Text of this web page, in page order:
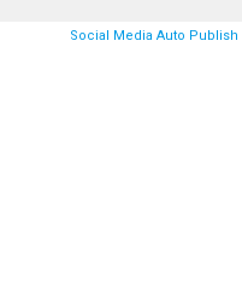
Social Media Auto Publish